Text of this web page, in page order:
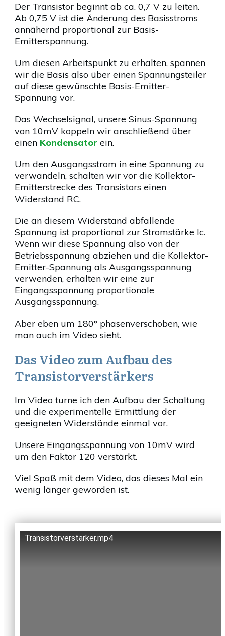
Der Transistor beginnt ab ca. 0,7 V zu leiten.
Ab 0,75 V ist die Änderung des Basisstroms
annähernd proportional zur Basis-
Emitterspannung.
Um diesen Arbeitspunkt zu erhalten, spannen
wir die Basis also über einen Spannungsteiler
auf diese gewünschte Basis-Emitter-
Spannung vor.
Das Wechselsignal, unsere Sinus-Spannung
von 10mV koppeln wir anschließend über
einen Kondensator ein.
Um den Ausgangsstrom in eine Spannung zu
verwandeln, schalten wir vor die Kollektor-
Emitterstrecke des Transistors einen
Widerstand RC.
Die an diesem Widerstand abfallende
Spannung ist proportional zur Stromstärke Ic.
Wenn wir diese Spannung also von der
Betriebsspannung abziehen und die Kollektor-
Emitter-Spannung als Ausgangsspannung
verwenden, erhalten wir eine zur
Eingangsspannung proportionale
Ausgangsspannung.
Aber eben um 180° phasenverschoben, wie
man auch im Video sieht.
Das Video zum Aufbau des
Transistorverstärkers
Im Video turne ich den Aufbau der Schaltung
und die experimentelle Ermittlung der
geeigneten Widerstände einmal vor.
Unsere Eingangsspannung von 10mV wird
um den Faktor 120 verstärkt.
Viel Spaß mit dem Video, das dieses Mal ein
wenig länger geworden ist.
Transistorverstärker.mp4